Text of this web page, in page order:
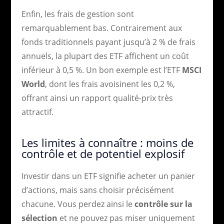
Enfin, les frais de gestion sont
remarquablement bas. Contrairement aux
fonds traditionnels payant jusqu’à 2 % de frais
annuels, la plupart des ETF affichent un coût
inférieur à 0,5 %. Un bon exemple est l’ETF MSCI
World, dont les frais avoisinent les 0,2 %,
offrant ainsi un rapport qualité-prix très
attractif.
Les limites à connaître : moins de
contrôle et de potentiel explosif
Investir dans un ETF signifie acheter un panier
d’actions, mais sans choisir précisément
chacune. Vous perdez ainsi le contrôle sur la
sélection et ne pouvez pas miser uniquement